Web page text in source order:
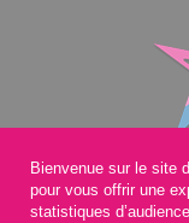
Bienvenue sur le site
pour vous offrir une
statistiques